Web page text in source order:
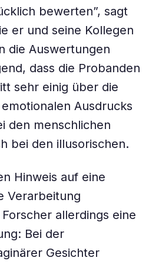
bewerten”, sagt
er und seine Kollegen
die Auswertungen
dass die Probanden
sehr einig über die
Ausdrucks
den menschlichen
bei den illusorischen.
Hinweis auf eine
Verarbeitung
allerdings eine
Bei der
Gesichter